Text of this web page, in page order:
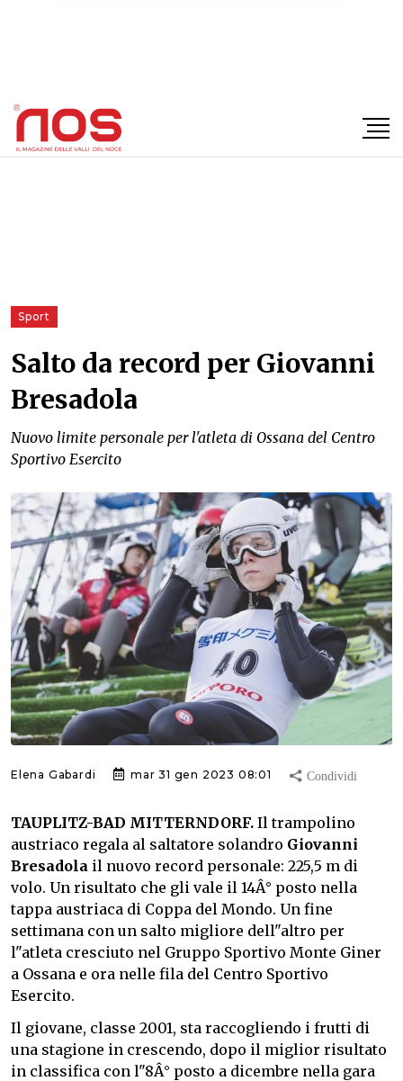
Sport
Salto da record per Giovanni
Bresadola
Nuovo limite personale per l'atleta di Ossana del Centro
Sportivo Esercito
Elena Gabardi mar 31 gen 2023 08:01
TAUPLITZ-BAD MITTERNDORF. Il trampolino
austriaco regala al saltatore solandro Giovanni
Bresadola il nuovo record personale: 225,5 m di
volo. Un risultato che gli vale il 14Â° posto nella
tappa austriaca di Coppa del Mondo. Un fine
settimana con un salto migliore dell"altro per
l"atleta cresciuto nel Gruppo Sportivo Monte Giner
a Ossana e ora nelle fila del Centro Sportivo
Esercito.
Il giovane, classe 2001, sta raccogliendo i frutti di
una stagione in crescendo, dopo il miglior risultato
in classifica con l"8Â° posto a dicembre nella gara